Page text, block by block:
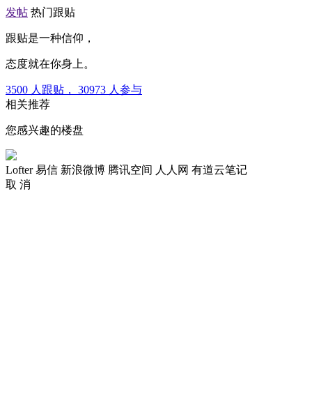
发帖 热门跟贴
跟贴是一种信仰，
态度就在你身上。
3500 人跟贴， 30973 人参与
相关推荐
您感兴趣的楼盘
Lofter 易信 新浪微博 腾讯空间 人人网 有道云笔记
取 消